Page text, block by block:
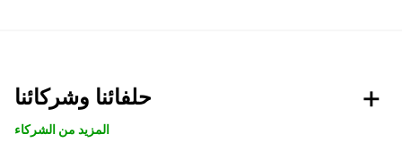
حلفائنا وشركائنا
المزيد من الشركاء